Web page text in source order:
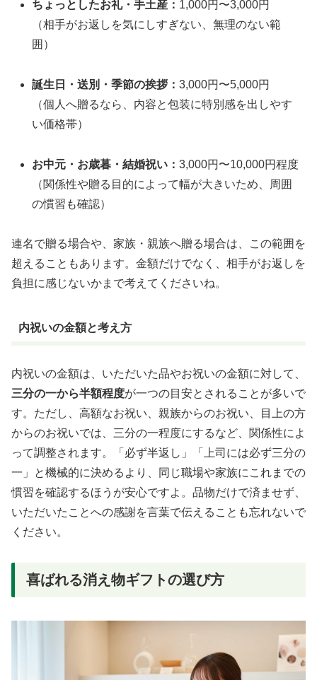
ちょっとしたお礼・手土産： 1,000円〜3,000円
（相手がお返しを気にしすぎない、無理のない範
囲）
誕生日・送別・季節の挨拶：3,000円〜5,000円
（個人へ贈るなら、内容と包装に特別感を出しやす
い価格帯）
お中元・お歳暮・結婚祝い：3,000円〜10,000円程度
（関係性や贈る目的によって幅が大きいため、周囲
の慣習も確認）
連名で贈る場合や、家族・親族へ贈る場合は、この範囲を
超えることもあります。金額だけでなく、相手がお返しを
負担に感じないかまで考えてくださいね。
内祝いの金額と考え方
内祝いの金額は、いただいた品やお祝いの金額に対して、
三分の一から半額程度が一つの目安とされることが多いで
す。ただし、高額なお祝い、親族からのお祝い、目上の方
からのお祝いでは、三分の一程度にするなど、関係性によ
って調整されます。「必ず半返し」「上司には必ず三分の
一」と機械的に決めるより、同じ職場や家族にこれまでの
慣習を確認するほうが安心ですよ。品物だけで済ませず、
いただいたことへの感謝を言葉で伝えることも忘れないで
ください。
喜ばれる消え物ギフトの選び方